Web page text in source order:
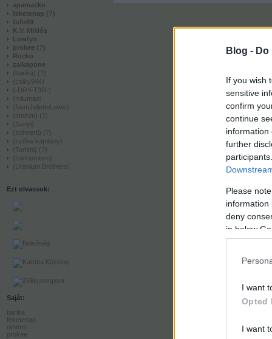
Blog -
If you wish
sensitive
confirm
continue
information
further
Please
information
deny
in below
I want
Opted
I want
apamacko
feketenap (?)
fofo69
K.V. Miklós
Lowtyo
prokee (?)
Rocko
zalkapone
(barika) (?)
(csiky944)
(-DR!FT3R-)
(miluman)
(NemJulietteLewis)
(ommm) (?)
(Sanyi)
(scheerti) (?)
(szőke kapitány)
(Tommi) (?)
(tomnemtom)
(Uranium Brothers)
Ezt olvassuk:
Saját:
barika
feketenap
ommm
prokee